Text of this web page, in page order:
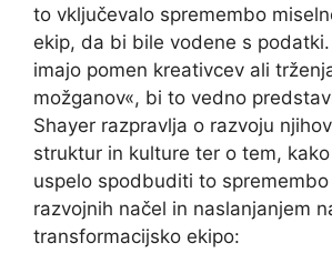
to vključevalo spremembo
ekip, da bi bile vodene s
imajo pomen kreativcev ali
možganov«, bi to vedno
Shayer razpravlja o razvoju
struktur in kulture ter o tem,
uspelo spodbuditi to
razvojnih načel in naslanjanjem
transformacijsko ekipo: